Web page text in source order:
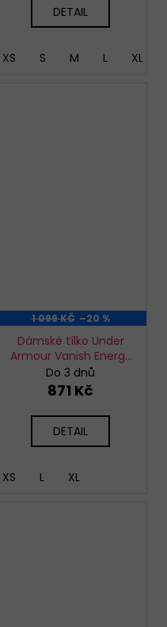
DETAIL
XS S M L XL
1 099 KČ –20 %
Dámské tílko Under
Armour Vanish Energy
Crop Tank
Do 3 dnů
871 Kč
DETAIL
XS L XL